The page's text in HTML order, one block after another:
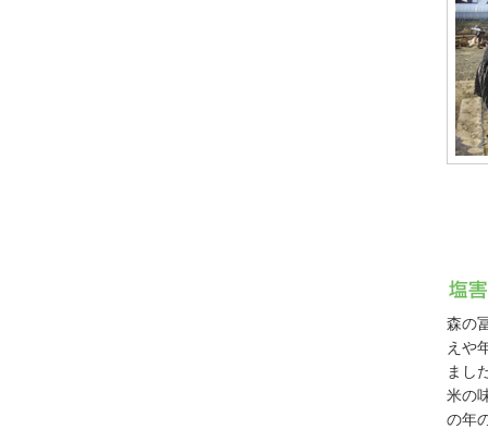
森の
えや
まし
米の
の年